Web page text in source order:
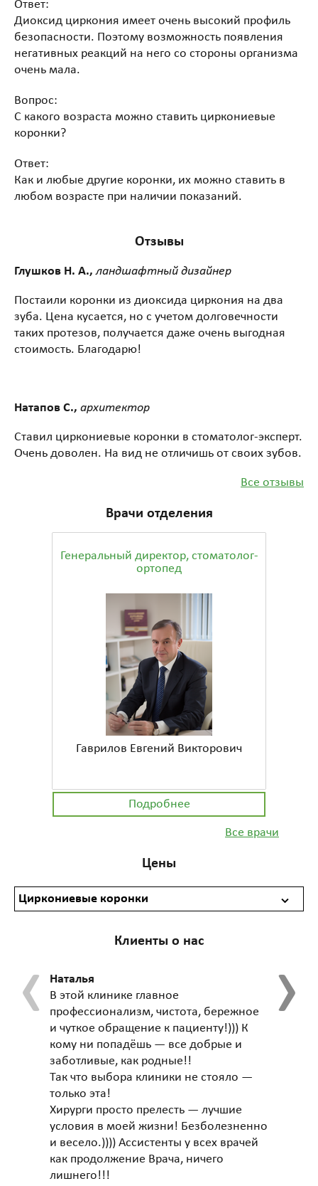
Ответ:
Диоксид циркония имеет очень высокий профиль
безопасности. Поэтому возможность появления
негативных реакций на него со стороны организма
очень мала.
Вопрос:
С какого возраста можно ставить циркониевые
коронки?
Ответ:
Как и любые другие коронки, их можно ставить в
любом возрасте при наличии показаний.
Отзывы
Глушков Н. А.,ландшафтный дизайнер
Постаили коронки из диоксида циркония на два
зуба. Цена кусается, но с учетом долговечности
таких протезов, получается даже очень выгодная
стоимость. Благодарю!
Натапов С., архитектор
Ставил циркониевые коронки в стоматолог-эксперт.
Очень доволен. На вид не отличишь от своих зубов.
Все отзывы
Врачи отделения
Генеральный директор, стоматолог-
ортопед
Гаврилов Евгений Викторович
Подробнее
Все врачи
Цены
Циркониевые коронки
Клиенты о нас
Наталья
В этой клинике главное
профессионализм, чистота, бережное
и чуткое обращение к пациенту!))) К
кому ни попадёшь — все добрые и
заботливые, как родные!!
Так что выбора клиники не стояло —
только эта!
Хирурги просто прелесть — лучшие
условия в моей жизни! Безболезненно
и весело.)))) Ассистенты у всех врачей
как продолжение Врача, ничего
лишнего!!!
Игорь
‹ ›